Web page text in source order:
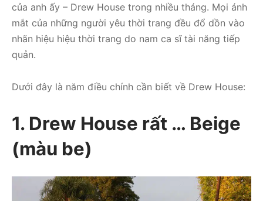
của anh ấy – Drew House trong nhiều tháng. Mọi ánh
mắt của những người yêu thời trang đều đổ dồn vào
nhãn hiệu hiệu thời trang do nam ca sĩ tài năng tiếp
quản.
Dưới đây là năm điều chính cần biết về Drew House:
1. Drew House rất … Beige
(màu be)